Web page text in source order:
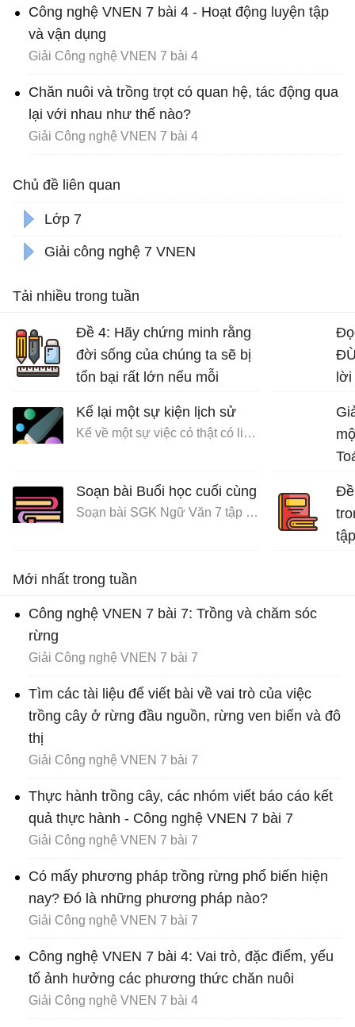
Công nghệ VNEN 7 bài 4 - Hoạt động luyện tập
và vận dụng
Giải Công nghệ VNEN 7 bài 4
Chăn nuôi và trồng trọt có quan hệ, tác động qua
lại với nhau như thế nào?
Giải Công nghệ VNEN 7 bài 4
Chủ đề liên quan
Lớp 7
Giải công nghệ 7 VNEN
Tải nhiều trong tuần
Đề 4: Hãy chứng minh rằng
đời sống của chúng ta sẽ bị
tổn bại rất lớn nếu mỗi
vệ môi trường sống.
Bài văn mẫu lớp 7 số 5 đề 4
Kể lại một sự kiện lịch sử
Kể về một sự việc có thật có liên quan đến nhân vật hoặc sự kiện lịch sử
Soạn bài Buổi học cuối cùng
Soạn bài SGK Ngữ Văn 7 tập 1 Cánh diều
lời
Đề
Mới nhất trong tuần
Công nghệ VNEN 7 bài 7: Trồng và chăm sóc
rừng
Giải Công nghệ VNEN 7 bài 7
Tìm các tài liệu để viết bài về vai trò của việc
trồng cây ở rừng đầu nguồn, rừng ven biển và đô
thị
Giải Công nghệ VNEN 7 bài 7
Thực hành trồng cây, các nhóm viết báo cáo kết
quả thực hành - Công nghệ VNEN 7 bài 7
Giải Công nghệ VNEN 7 bài 7
Có mấy phương pháp trồng rừng phổ biến hiện
nay? Đó là những phương pháp nào?
Giải Công nghệ VNEN 7 bài 7
Công nghệ VNEN 7 bài 4: Vai trò, đặc điểm, yếu
tố ảnh hưởng các phương thức chăn nuôi
Giải Công nghệ VNEN 7 bài 4